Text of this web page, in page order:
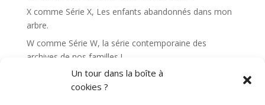
Un tour dans la boîte à
cookies ?
X comme Série X, Les enfants abandonnés dans mon
arbre.
W comme Série W, la série contemporaine des
archives de nos familles !
Commentaires récents